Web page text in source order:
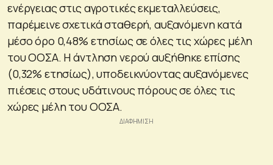
ενέργειας στις αγροτικές εκμεταλλεύσεις,
παρέμεινε σχετικά σταθερή, αυξανόμενη κατά
μέσο όρο 0,48% ετησίως σε όλες τις χώρες μέλη
του ΟΟΣΑ. Η άντληση νερού αυξήθηκε επίσης
(0,32% ετησίως), υποδεικνύοντας αυξανόμενες
πιέσεις στους υδάτινους πόρους σε όλες τις
χώρες μέλη του ΟΟΣΑ.